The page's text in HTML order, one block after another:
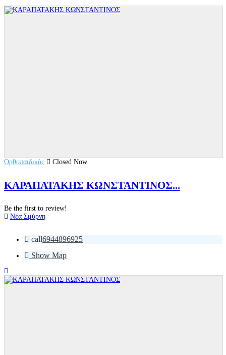
Ορθοπαιδικός Closed Now
ΚΑΡΑΠΑΤΑΚΗΣ ΚΩΝΣΤΑΝΤΙΝΟΣ...
Be the first to review!
Νέα Σμύρνη
call6944896925
Show Map